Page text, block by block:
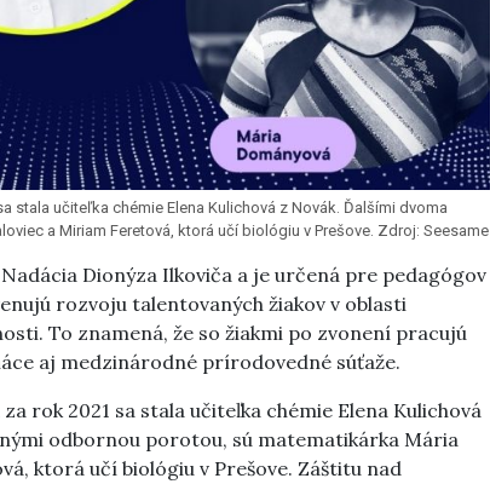
stala učiteľka chémie Elena Kulichová z Novák. Ďalšími dvoma
a Miriam Feretová, ktorá učí biológiu v Prešove. Zdroj: Seesame
Dionýza Ilkoviča a je určená pre pedagógov
rozvoju talentovaných žiakov v oblasti
To znamená, že so žiakmi po zvonení pracujú
aj medzinárodné prírodovedné súťaže.
rok 2021 sa stala učiteľka chémie Elena Kulichová
odbornou porotou, sú matematikárka Mária
ktorá učí biológiu v Prešove. Záštitu nad